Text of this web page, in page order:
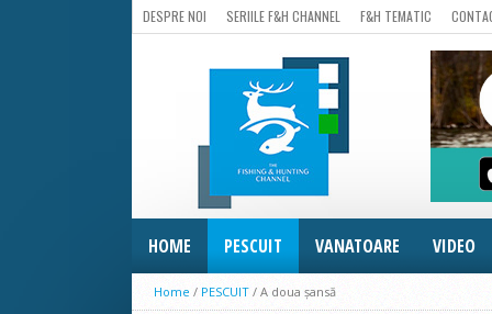
DESPRE NOI SERIILE F&H CHANNEL F&H TEMATIC
HOME PESCUIT VANATOARE VIDEO
Home / PESCUIT / A doua şansă